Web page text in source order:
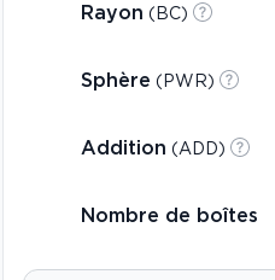
Rayon (BC)
Sphère (PWR)
Addition (ADD)
Nombre de boîtes